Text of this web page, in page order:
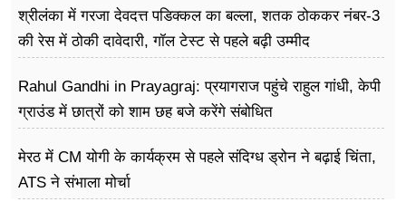
श्रीलंका में गरजा देवदत्त पडिक्कल का बल्ला, शतक ठोककर नंबर-3
की रेस में ठोकी दावेदारी, गॉल टेस्ट से पहले बढ़ी उम्मीद
Rahul Gandhi in Prayagraj: प्रयागराज पहुंचे राहुल गांधी, केपी
ग्राउंड में छात्रों को शाम छह बजे करेंगे संबोधित
मेरठ में CM योगी के कार्यक्रम से पहले संदिग्ध ड्रोन ने बढ़ाई चिंता,
ATS ने संभाला मोर्चा